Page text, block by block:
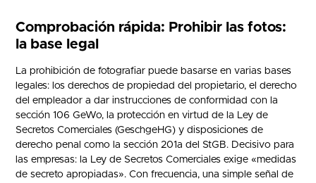
Comprobación rápida: Prohibir las fotos:
la base legal
La prohibición de fotografiar puede basarse en varias bases
legales: los derechos de propiedad del propietario, el derecho
del empleador a dar instrucciones de conformidad con la
sección 106 GeWo, la protección en virtud de la Ley de
Secretos Comerciales (GeschgeHG) y disposiciones de
derecho penal como la sección 201a del StGB. Decisivo para
las empresas: la Ley de Secretos Comerciales exige «medidas
de secreto apropiadas». Con frecuencia, una simple señal de